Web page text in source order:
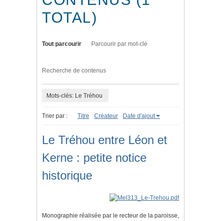
TOTAL)
Tout parcourir Parcourir par mot-clé
Recherche de contenus
Mots-clés: Le Tréhou
Trier par : Titre Créateur Date d'ajout
Le Tréhou entre Léon et
Kerne : petite notice
historique
Monographie réalisée par le recteur de la paroisse,